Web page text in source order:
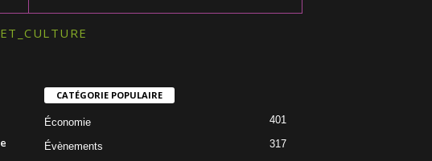
CATÉGORIE POPULAIRE
Économie 401
Évènements 317